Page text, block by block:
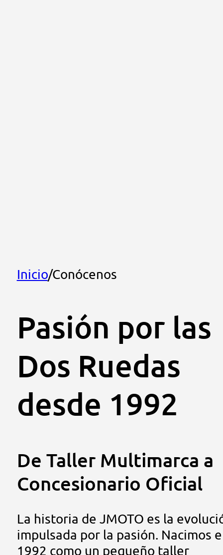
Inicio/Conócenos
Pasión por las
Dos Ruedas
desde 1992
De Taller Multimarca a
Concesionario Oficial
La historia de JMOTO es la
impulsada por la pasión. Nacimos
1992 como un pequeño taller